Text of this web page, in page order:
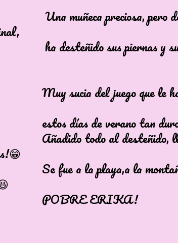
preciosa, pero de
sus piernas y su
del juego que le ha
de verano tan
todo al desteñido, lleva
la playa,a la montaña y
ERIKA!